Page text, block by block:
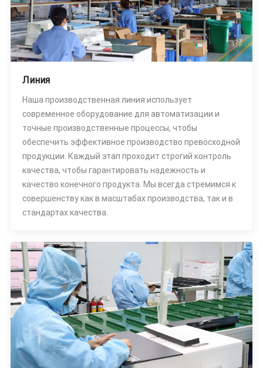
Линия
Наша производственная линия использует
современное оборудование для автоматизации и
точные производственные процессы, чтобы
обеспечить эффективное производство превосходной
продукции. Каждый этап проходит строгий контроль
качества, чтобы гарантировать надежность и
качество конечного продукта. Мы всегда стремимся к
совершенству как в масштабах производства, так и в
стандартах качества.